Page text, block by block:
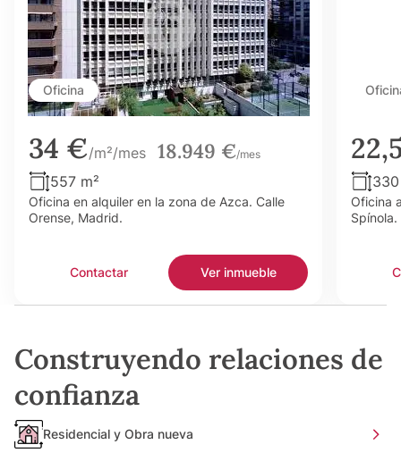
Oficina
34 €/m²/mes 18.949 €/mes
557 m²
Oficina en alquiler en la zona de Azca. Calle
Orense, Madrid.
Contactar Ver inmueble
Oficina
Spínola.
Construyendo relaciones de
confianza
Residencial y Obra nueva